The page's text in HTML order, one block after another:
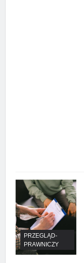
PRZEGLĄD-
PRAWNICZY